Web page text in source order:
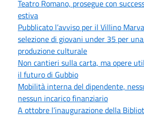
Teatro Romano, prosegue con
estiva
Pubblicato l’avviso per il Villino
selezione di giovani under 35 per
produzione culturale
Non cantieri sulla carta, ma opere
il futuro di Gubbio
Mobilità interna del dipendente,
nessun incarico finanziario
A ottobre l’inaugurazione della